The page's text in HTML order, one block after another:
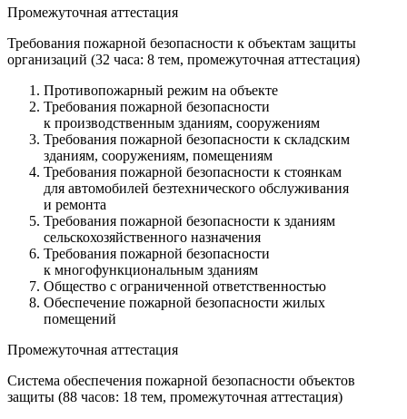
Промежуточная аттестация
Требования пожарной безопасности к объектам защиты
организаций (32 часа: 8 тем, промежуточная аттестация)
Противопожарный режим на объекте
Требования пожарной безопасности
к производственным зданиям, сооружениям
Требования пожарной безопасности к складским
зданиям, сооружениям, помещениям
Требования пожарной безопасности к стоянкам
для автомобилей безтехнического обслуживания
и ремонта
Требования пожарной безопасности к зданиям
сельскохозяйственного назначения
Требования пожарной безопасности
к многофункциональным зданиям
Общество с ограниченной ответственностью
Обеспечение пожарной безопасности жилых
помещений
Промежуточная аттестация
Система обеспечения пожарной безопасности объектов
защиты (88 часов: 18 тем, промежуточная аттестация)